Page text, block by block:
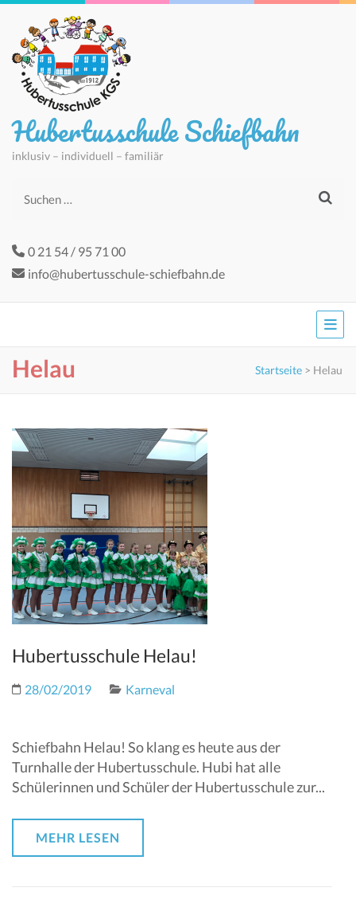
Hubertusschule Schiefbahn
inklusiv – individuell – familiär
Suchen
0 21 54 / 95 71 00
info@hubertusschule-schiefbahn.de
Helau Startseite > Helau
Hubertusschule Helau!
28/02/2019 Karneval
Schiefbahn Helau! So klang es heute aus der
Turnhalle der Hubertusschule. Hubi hat alle
Schülerinnen und Schüler der Hubertusschule zur...
MEHR LESEN